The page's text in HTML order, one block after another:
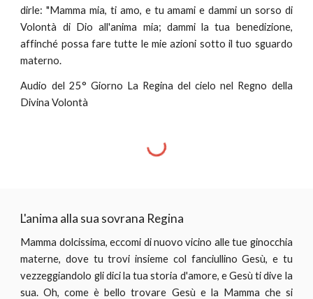
dirle: "Mamma mia, ti amo, e tu amami e dammi un sorso di
Volontà di Dio all'anima mia; dammi la tua benedizione,
affinché possa fare tutte le mie azioni sotto il tuo sguardo
materno.
Audio del 25° Giorno La Regina del cielo nel Regno della
Divina Volontà
L'anima alla sua sovrana Regina
Mamma dolcissima, eccomi di nuovo vicino alle tue ginocchia
materne, dove tu trovi insieme col fanciullino Gesù, e tu
vezzeggiandolo gli dici la tua storia d'amore, e Gesù ti dive la
sua. Oh, come è bello trovare Gesù e la Mamma che si